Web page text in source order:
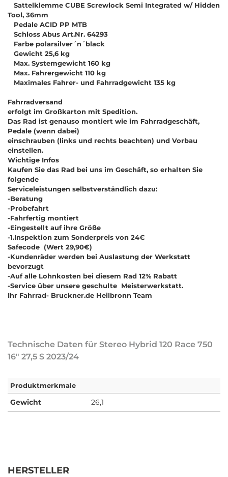
Sattelklemme CUBE Screwlock Semi Integrated w/ Hidden
Tool, 36mm
Pedale ACID PP MTB
Schloss Abus Art.Nr. 64293
Farbe polarsilver´n´black
Gewicht 25,6 kg
Max. Systemgewicht 160 kg
Max. Fahrergewicht 110 kg
Maximales Fahrer- und Fahrradgewicht 135 kg
Fahrradversand
erfolgt im Großkarton mit Spedition.
Das Rad ist genauso montiert wie im Fahrradgeschäft,
Pedale (wenn dabei)
einschrauben (links und rechts beachten) und Vorbau
einstellen.
Wichtige Infos
Kaufen Sie das Rad bei uns im Geschäft, so erhalten Sie
folgende
Serviceleistungen selbstverständlich dazu:
-Beratung
-Probefahrt
-Fahrfertig montiert
-Eingestellt auf ihre Größe
-1.Inspektion zum Sonderpreis von 24€
Safecode (Wert 29,90€)
-Kundenräder werden bei Auslastung der Werkstatt
bevorzugt
-Auf alle Lohnkosten bei diesem Rad 12% Rabatt
-Service über unsere geschulte Meisterwerkstatt.
Ihr Fahrrad- Bruckner.de Heilbronn Team
Technische Daten für Stereo Hybrid 120 Race 750
16" 27,5 S 2023/24
Produktmerkmale
Gewicht 26,1
HERSTELLER